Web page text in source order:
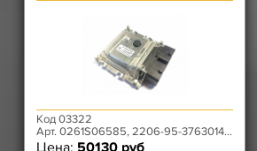
Код 03322
Арт. 0261S06585, 2206-95-3763014-00
Цена: 50130 руб